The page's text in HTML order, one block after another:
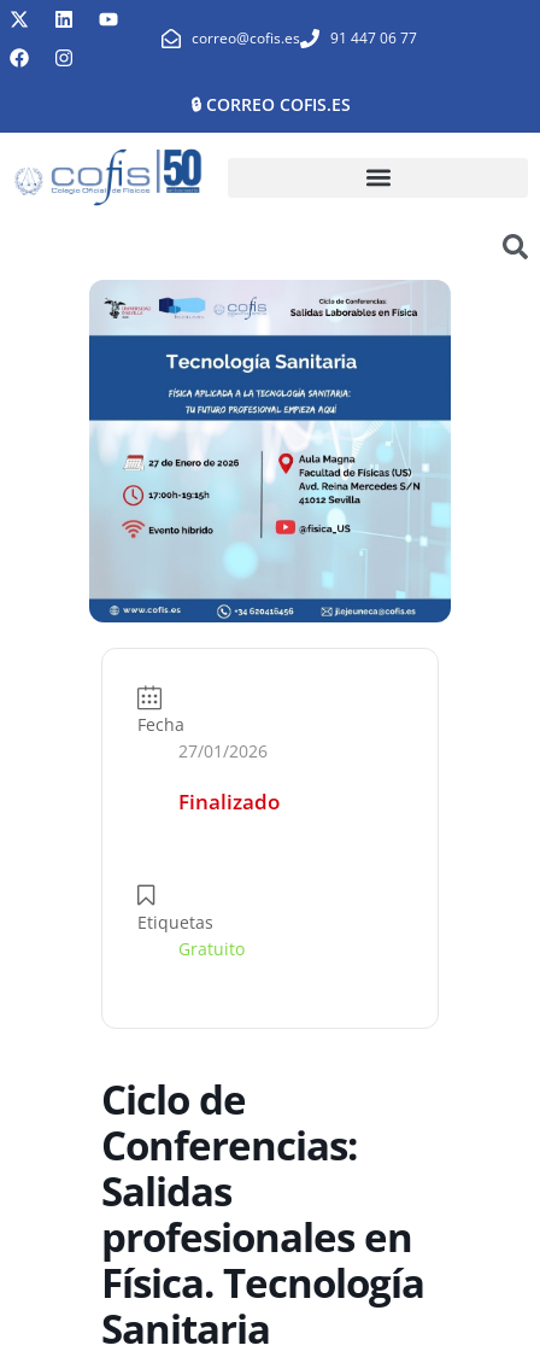
correo@cofis.es 91 447 06 77
🔒 CORREO COFIS.ES
Fecha
27/01/2026
Finalizado
Etiquetas
Gratuito
Ciclo de
Conferencias:
Salidas
profesionales en
Física. Tecnología
Sanitaria